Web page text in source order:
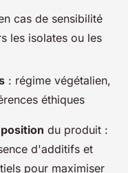
cas de sensibilité
les isolates ou les
: régime végétalien,
éthiques
du produit :
d'additifs et
pour maximiser